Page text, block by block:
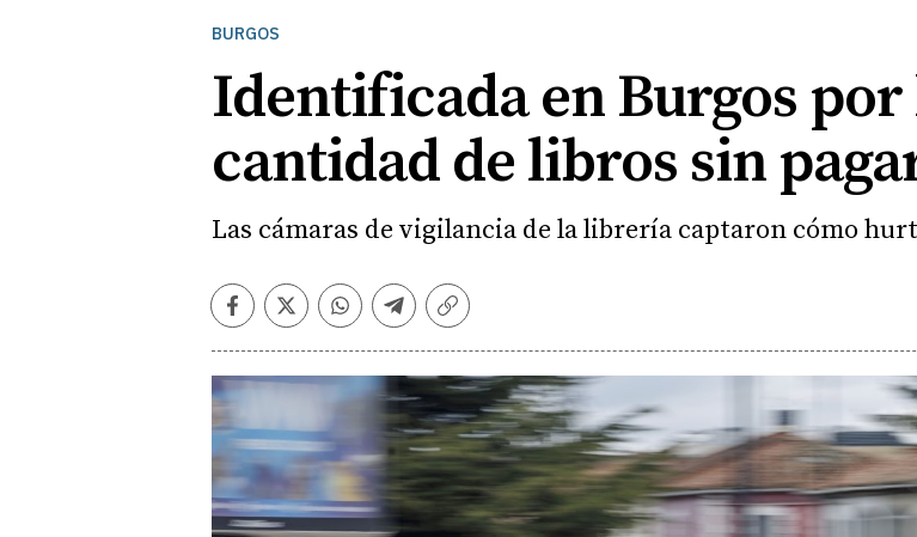
BURGOS
Identificada en Burgos
cantidad de libros sin
Las cámaras de vigilancia de la librería captaron cómo
Facebook
TwitterWhatsapp
Telegram
Copiar